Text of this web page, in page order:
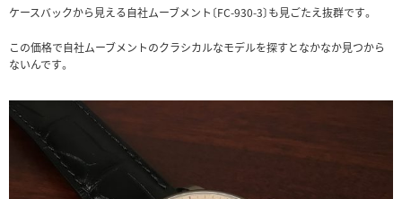
ケースバックから見える自社ムーブメント〔FC-930-3〕も見ごたえ抜群です。
この価格で自社ムーブメントのクラシカルなモデルを探すとなかなか見つから
ないんです。